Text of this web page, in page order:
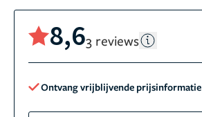
8,63 reviews
Ontvang vrijblijvende prijsinformatie